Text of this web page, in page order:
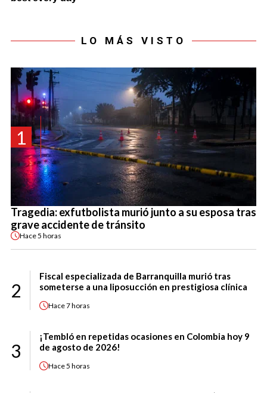
LO MÁS VISTO
1
Tragedia: exfutbolista murió junto a su esposa tras
grave accidente de tránsito
Hace5 horas
2
Fiscal especializada de Barranquilla murió tras
someterse a una liposucción en prestigiosa clínica
Hace7 horas
3
¡Tembló en repetidas ocasiones en Colombia hoy 9
de agosto de 2026!
Hace5 horas